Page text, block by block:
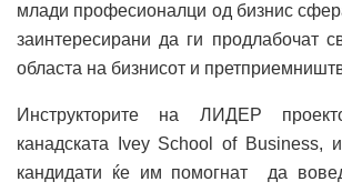
млади професионалци од бизнис
заинтересирани да ги продлабочат
областа на бизнисот и
Инструкторите на ЛИДЕР
канадската Ivey School of Business,
кандидати ќе им помогнат да